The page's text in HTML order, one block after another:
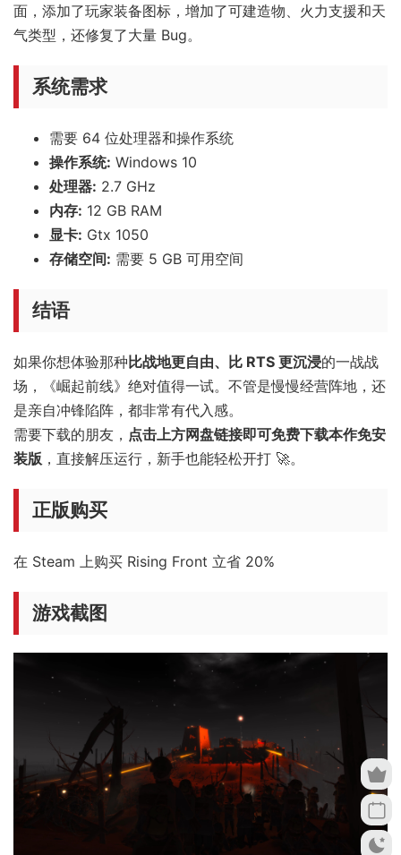
面，添加了玩家装备图标，增加了可建造物、火力支援和天
气类型，还修复了大量 Bug。
系统需求
需要 64 位处理器和操作系统
操作系统: Windows 10
处理器: 2.7 GHz
内存: 12 GB RAM
显卡: Gtx 1050
存储空间: 需要 5 GB 可用空间
结语
如果你想体验那种比战地更自由、比 RTS 更沉浸的一战战
场，《崛起前线》绝对值得一试。不管是慢慢经营阵地，还
是亲自冲锋陷阵，都非常有代入感。
需要下载的朋友， 点击上方网盘链接即可免费下载本作免安
装版 ，直接解压运行，新手也能轻松开打 🚀。
正版购买
在 Steam 上购买 Rising Front 立省 20%
游戏截图